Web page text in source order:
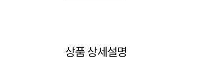
상품 상세설명